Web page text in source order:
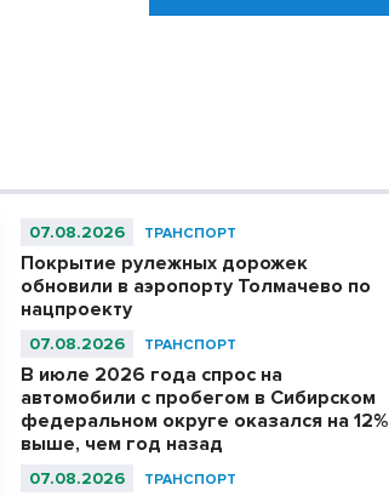
07.08.2026 ТРАНСПОРТ
Покрытие рулежных дорожек
обновили в аэропорту Толмачево по
нацпроекту
07.08.2026 ТРАНСПОРТ
В июле 2026 года спрос на
автомобили с пробегом в Сибирском
федеральном округе оказался на 12%
выше, чем год назад
07.08.2026 ТРАНСПОРТ